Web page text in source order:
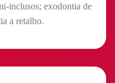
inclusos; exodontia de
a retalho.